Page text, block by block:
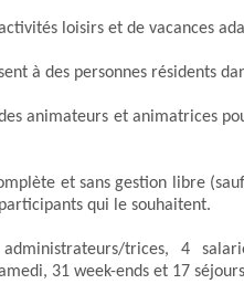
loisirs et de vacances
à des personnes résidents
animateurs et animatrices
et sans gestion libre
qui le souhaitent.
trices, 4
31 week-ends et 17